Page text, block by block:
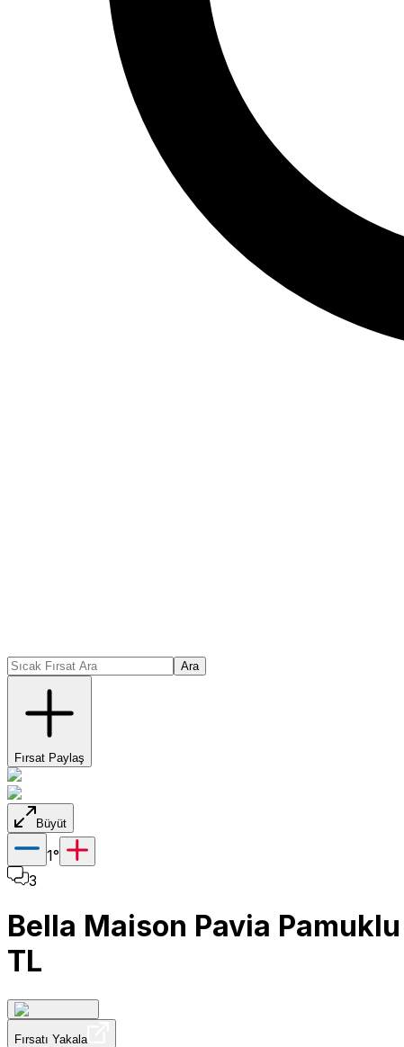
Ara
Fırsat Paylaş
Büyüt
1°
3
Bella Maison Pavia
TL
Fırsatı Yakala